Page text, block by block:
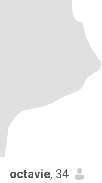
octavie, 34